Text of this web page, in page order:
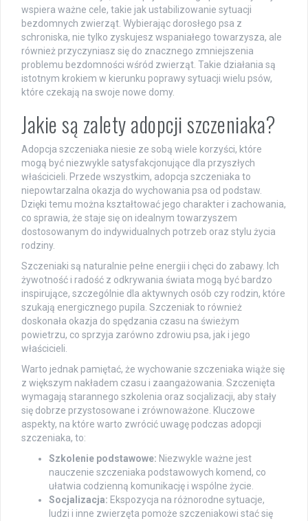
wspiera ważne cele, takie jak ustabilizowanie sytuacji
bezdomnych zwierząt. Wybierając dorosłego psa z
schroniska, nie tylko zyskujesz wspaniałego towarzysza, ale
również przyczyniasz się do znacznego zmniejszenia
problemu bezdomności wśród zwierząt. Takie działania są
istotnym krokiem w kierunku poprawy sytuacji wielu psów,
które czekają na swoje nowe domy.
Jakie są zalety adopcji szczeniaka?
Adopcja szczeniaka niesie ze sobą wiele korzyści, które
mogą być niezwykle satysfakcjonujące dla przyszłych
właścicieli. Przede wszystkim, adopcja szczeniaka to
niepowtarzalna okazja do wychowania psa od podstaw.
Dzięki temu można kształtować jego charakter i zachowania,
co sprawia, że staje się on idealnym towarzyszem
dostosowanym do indywidualnych potrzeb oraz stylu życia
rodziny.
Szczeniaki są naturalnie pełne energii i chęci do zabawy. Ich
żywotność i radość z odkrywania świata mogą być bardzo
inspirujące, szczególnie dla aktywnych osób czy rodzin, które
szukają energicznego pupila. Szczeniak to również
doskonała okazja do spędzania czasu na świeżym
powietrzu, co sprzyja zarówno zdrowiu psa, jak i jego
właścicieli.
Warto jednak pamiętać, że wychowanie szczeniaka wiąże się
z większym nakładem czasu i zaangażowania. Szczenięta
wymagają starannego szkolenia oraz socjalizacji, aby stały
się dobrze przystosowane i zrównoważone. Kluczowe
aspekty, na które warto zwrócić uwagę podczas adopcji
szczeniaka, to:
Szkolenie podstawowe: Niezwykle ważne jest
nauczenie szczeniaka podstawowych komend, co
ułatwia codzienną komunikację i wspólne życie.
Socjalizacja: Ekspozycja na różnorodne sytuacje,
ludzi i inne zwierzęta pomoże szczeniakowi stać się